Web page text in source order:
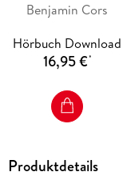
Benjamin Cors
Hörbuch Download
16,95 €*
Produktdetails